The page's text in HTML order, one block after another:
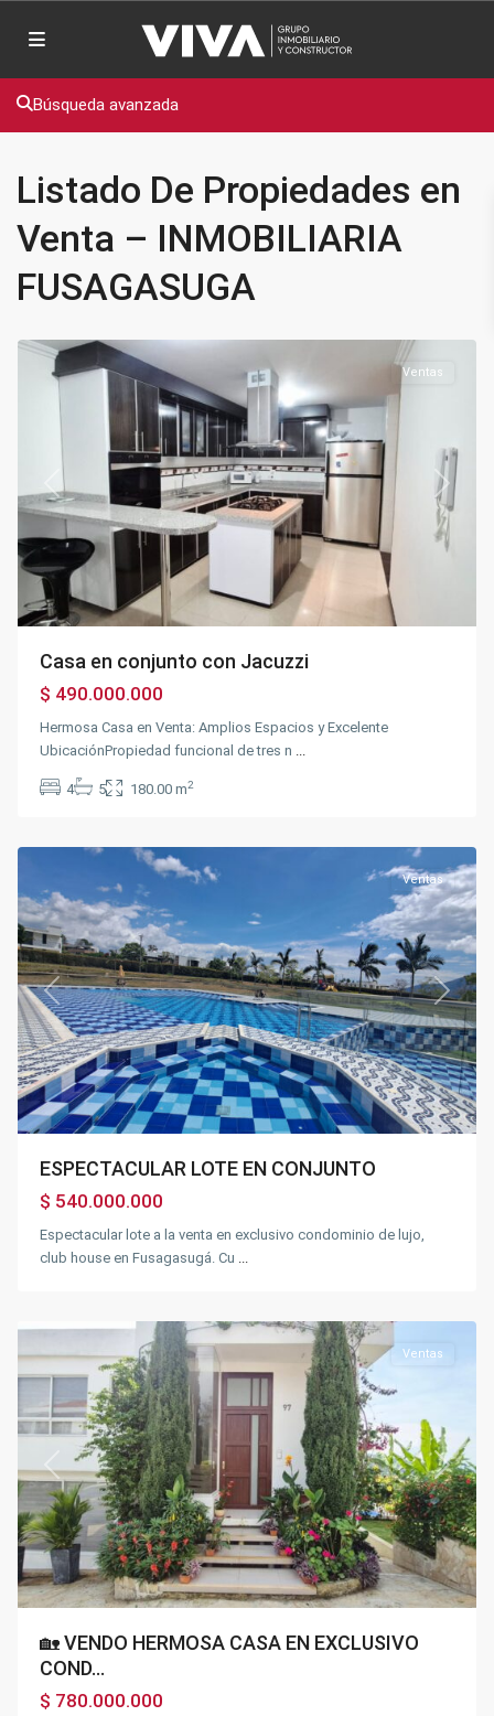
Búsqueda avanzada
Listado De Propiedades en
Venta – INMOBILIARIA
FUSAGASUGA
Maiz
Amarillo,
Previous Next
Ventas
Casa en conjunto con Jacuzzi
$ 490.000.000
Hermosa Casa en Venta: Amplios Espacios y Excelente
UbicaciónPropiedad funcional de tres n
4 5 180.00 m2
Previous Next
Ventas
ESPECTACULAR LOTE EN CONJUNTO
$ 540.000.000
Espectacular lote a la venta en exclusivo condominio de lujo,
club house en Fusagasugá. Cu
Previous Next
Ventas
🏡 VENDO HERMOSA CASA EN EXCLUSIVO
COND...
$ 780.000.000